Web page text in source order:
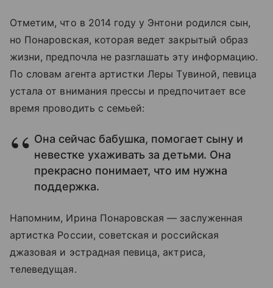
Отметим, что в 2014 году у Энтони родился сын,
но Понаровская, которая ведет закрытый образ
жизни, предпочла не разглашать эту информацию.
По словам агента артистки Леры Тувиной, певица
устала от внимания прессы и предпочитает все
время проводить с семьей:
Она сейчас бабушка, помогает сыну и
невестке ухаживать за детьми. Она
прекрасно понимает, что им нужна
поддержка.
Напомним, Ирина Понаровская — заслуженная
артистка России, советская и российская
джазовая и эстрадная певица, актриса,
телеведущая.